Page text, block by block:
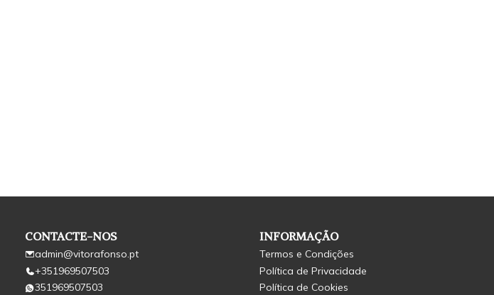
CONTACTE-NOS
admin@vitorafonso.pt
+351969507503
351969507503
INFORMAÇÃO
Termos e Condições
Política de Privacidade
Política de Cookies